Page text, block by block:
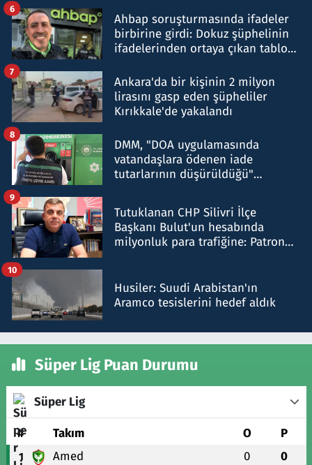
Ahbap soruşturmasında ifadeler
birbirine girdi: Dokuz şüphelinin
ifadelerinden ortaya çıkan tablo
6
Ankara'da bir kişinin 2 milyon
lirasını gasp eden şüpheliler
Kırıkkale'de yakalandı
7
DMM, "DOA uygulamasında
vatandaşlara ödenen iade
tutarlarının düşürüldüğü"
8
Tutuklanan CHP Silivri İlçe
Başkanı Bulut'un hesabında
milyonluk para trafiğine: Patron
9
Husiler: Suudi Arabistan'ın
Aramco tesislerini hedef aldık
10
Süper Lig Puan Durumu
Süper Lig
# Takım O P
1 Amed 0 0